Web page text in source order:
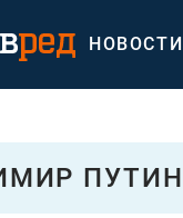
НОВОСТИ
ПУТИН